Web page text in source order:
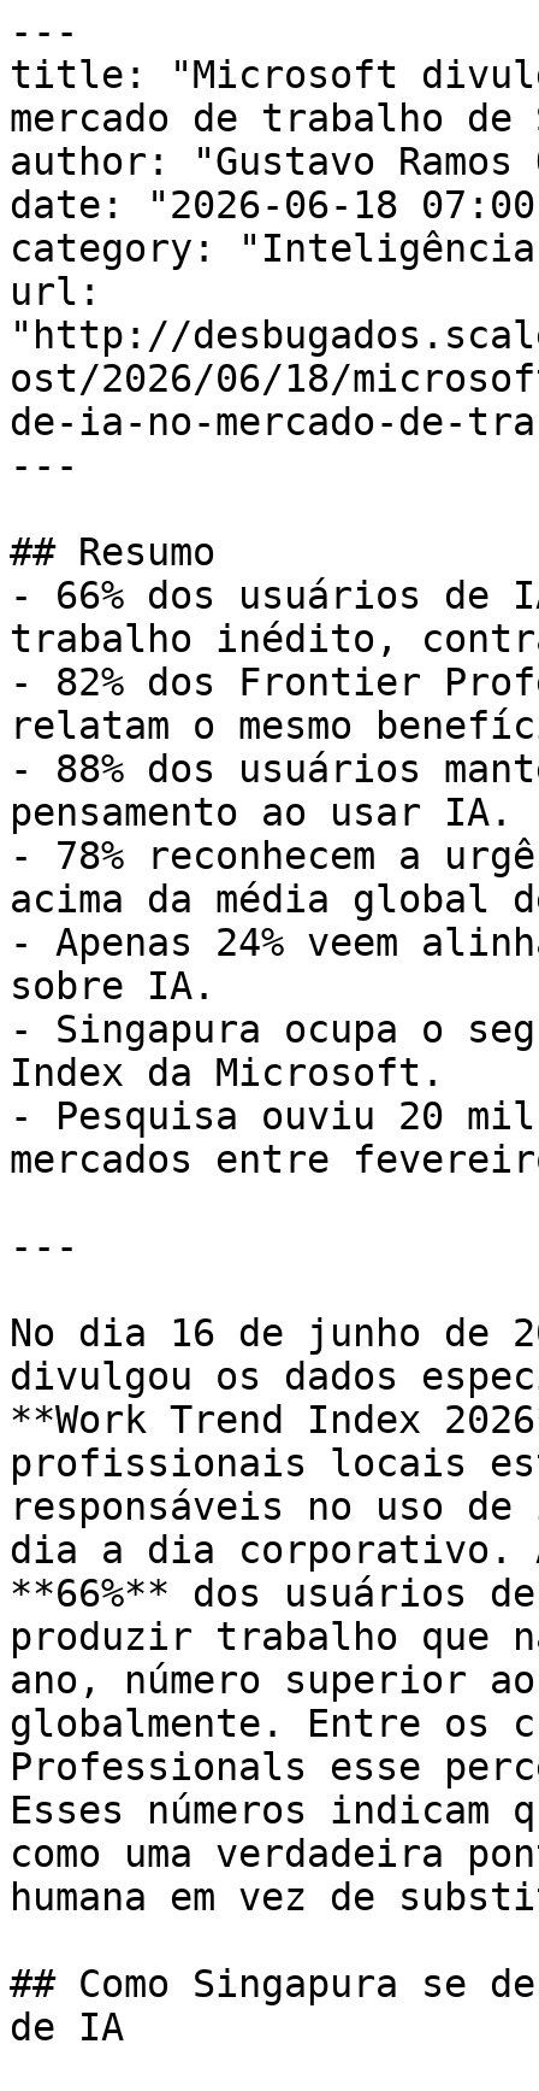
---
title: "Microsoft
mercado de trabalho de
author: "Gustavo
date: "2026-06-18
category:
url:
"http://
ost/2026/06/18/
de-ia-no-mercado-de-
---
## Resumo
- 66% dos usuários de
trabalho inédito,
- 82% dos Frontier
relatam o mesmo
- 88% dos usuários
pensamento ao usar IA.
- 78% reconhecem a
acima da média global
- Apenas 24% veem
sobre IA.
- Singapura ocupa o
Index da Microsoft.
- Pesquisa ouviu 20
mercados entre
---
No dia 16 de junho de
divulgou os dados
**Work Trend Index
profissionais locais
responsáveis no uso
dia a dia corporativo.
**66%** dos usuários
produzir trabalho que
ano, número superior
globalmente. Entre os
Professionals esse
Esses números
como uma verdadeira
humana em vez de
## Como Singapura se
de IA